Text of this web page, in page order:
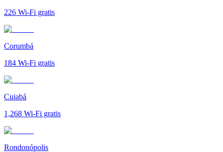
226 Wi-Fi gratis
Corumbá
184 Wi-Fi gratis
Cuiabá
1,268 Wi-Fi gratis
Rondonópolis